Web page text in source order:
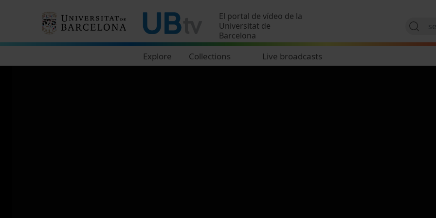
El portal de vídeo de la
Universitat de
Barcelona
Explore Collections Live broadcasts